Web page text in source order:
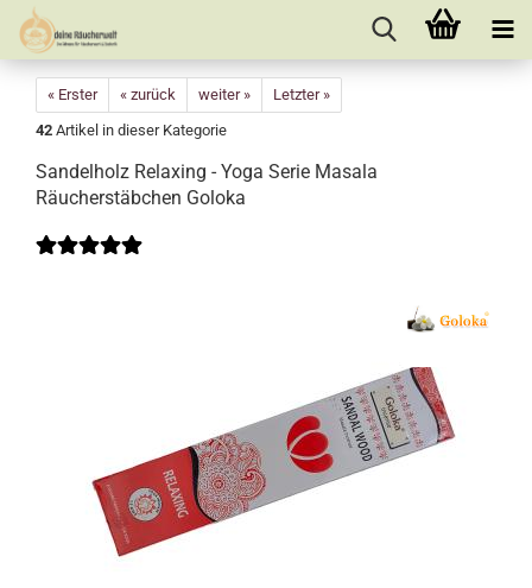
« Erster « zurück weiter »
Letzter »
42 Artikel in dieser Kategorie
Sandelholz Relaxing - Yoga Serie Masala
Räucherstäbchen Goloka